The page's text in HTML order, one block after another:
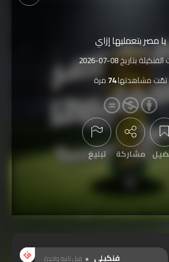
يا مصر بتعمليها إزاي
بتاريخ2026-07-08
تمّت مشاهدتها74 مرة
مشاركة تبليغ
عرض التعليقات
فنكيلي قبل ثانية واحدة